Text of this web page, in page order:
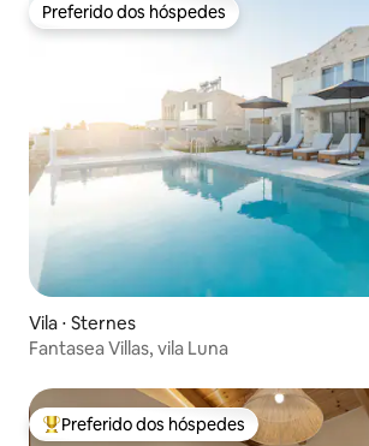
Preferido dos hóspedes
Preferido dos hóspedes
Vila ⋅ Sternes
Fantasea Villas, vila Luna
Entre os melhores preferidos dos hóspedes
Preferido dos hóspedes